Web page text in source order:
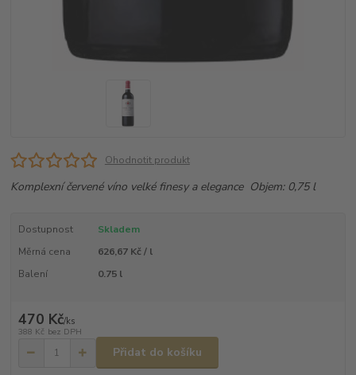
Ohodnotit produkt
Komplexní červené víno velké finesy a elegance Objem: 0,75 l
Dostupnost
Skladem
Měrná cena
626,67 Kč / l
Balení
0.75 l
470 Kč/ks
388 Kč bez DPH
Přidat do košíku